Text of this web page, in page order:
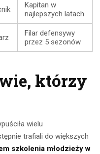
Kapitan w
najlepszych latach
Filar defensywy
przez 5 sezonów
którzy
wielu
trafiali do większych
szkolenia młodzieży w